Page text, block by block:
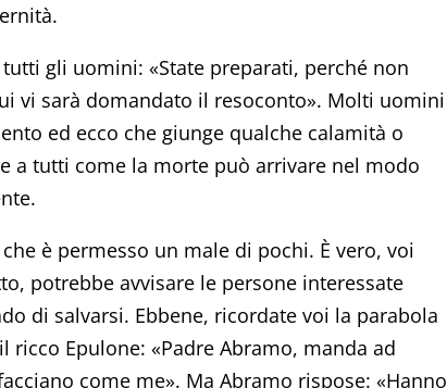
gli uomini: «State preparati, perché non
vi sarà domandato il resoconto». Molti uomini
ed ecco che giunge qualche calamità o
a tutti come la morte può arrivare nel modo
è permesso un male di pochi. È vero, voi
potrebbe avvisare le persone interessate
di salvarsi. Ebbene, ricordate voi la parabola
ricco Epulone: «Padre Abramo, manda ad
come me». Ma Abramo rispose: «Hanno